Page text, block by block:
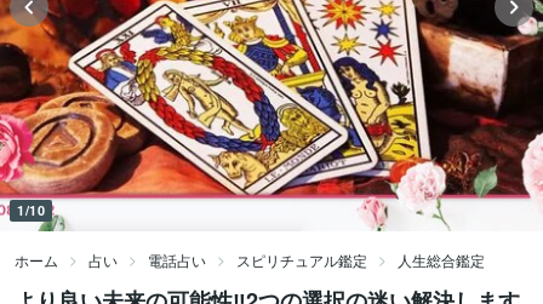
1/10
ホーム 占い 電話占い スピリチュアル鑑定 人生総合鑑定